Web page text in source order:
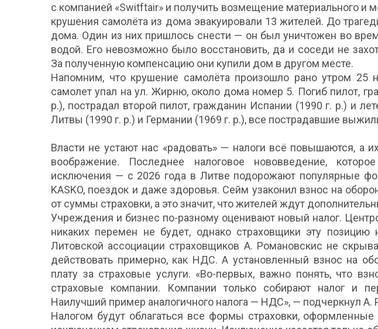
с компанией «Switftair» и получить возмещение материального и
крушения самолёта из дома эвакуировали 13 жителей. До
дома. Один из них пришлось снести — он был уничтожен во
водой. Его невозможно было восстановить, да и соседи не
За полученную компенсацию они купили дом в другом месте.
Напомним, что крушение самолёта произошло рано утром 25
самолет упал на ул. Жирню, около дома номер 5. Погиб пилот,
р.), пострадал второй пилот, гражданин Испании (1990 г. р.) и
Литвы (1990 г. р.) и Германии (1969 г. р.), все пострадавшие
Власти не устают нас «радовать» — налоги всё повышаются, а
воображение. Последнее налоговое нововведение,
исключения — с 2026 года в Литве подорожают популярные
KASKO, поездок и даже здоровья. Сейм узаконил взнос на
от суммы страховки, а это значит, что жителей ждут
Учреждения и бизнес по-разному оценивают новый налог.
никаких перемен не будет, однако страховщики эту позицию
Литовской ассоциации страховщиков А. Романовскис не
действовать примерно, как НДС. А установленный взнос на
плату за страховые услуги. «Во-первых, важно понять, что
страховые компании. Компании только собирают налог и
Наилучший пример аналогичного налога — НДС», — подчеркнул А.
Налогом будут облагаться все формы страховки, оформленные